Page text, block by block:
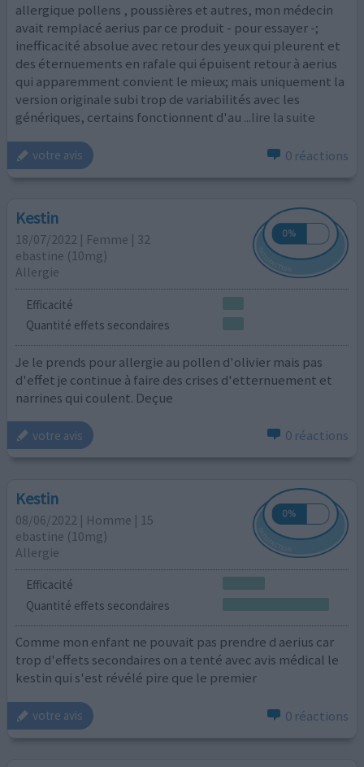
allergique pollens , poussières et autres, mon médecin
avait remplacé aerius par ce produit - pour essayer -;
inefficacité absolue avec retour des yeux qui pleurent et
des éternuements en rafale qui épuisent retour à aerius
qui apparemment convient le mieux; mais uniquement la
version originale subi trop de variabilités avec les
génériques, certains fonctionnent d'au ...lire la suite
votre avis 0 réactions
Kestin
18/07/2022 | Femme | 32
ebastine (10mg)
Allergie
Efficacité
Quantité effets secondaires
Je le prends pour allergie au pollen d'olivier mais pas
d'effet je continue à faire des crises d'etternuement et
narrines qui coulent. Deçue
votre avis 0 réactions
Kestin
08/06/2022 | Homme | 15
ebastine (10mg)
Allergie
Efficacité
Quantité effets secondaires
Comme mon enfant ne pouvait pas prendre d aerius car
trop d'effets secondaires on a tenté avec avis médical le
kestin qui s'est révélé pire que le premier
votre avis 0 réactions